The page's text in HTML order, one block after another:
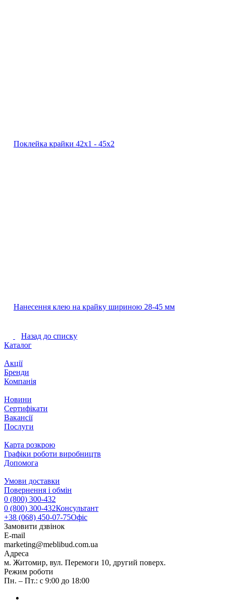
Поклейка крайки 42х1 ‐ 45х2
Нанесення клею на крайку шириною 28-45 мм
Назад до списку
Каталог
Акції
Бренди
Компанія
Новини
Сертифікати
Вакансії
Послуги
Карта розкрою
Графіки роботи виробництв
Допомога
Умови доставки
Повернення і обмін
0 (800) 300-432
0 (800) 300-432Консультант
+38 (068) 450-07-75Офіс
Замовити дзвінок
E-mail
marketing@meblibud.com.ua
Адреса
м. Житомир, вул. Перемоги 10, другий поверх.
Режим роботи
Пн. – Пт.: с 9:00 до 18:00